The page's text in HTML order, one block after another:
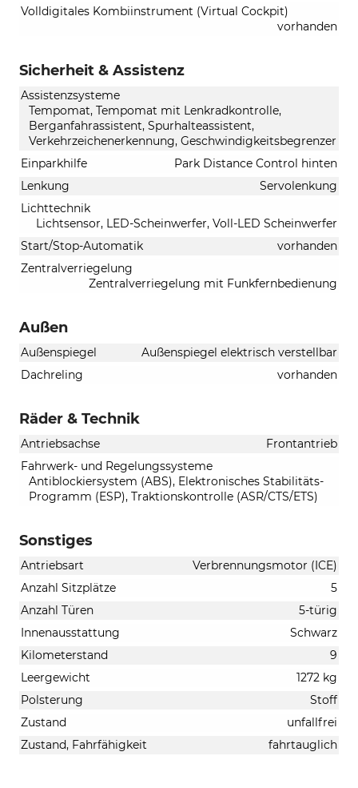
Volldigitales Kombiinstrument (Virtual Cockpit)
vorhanden
Sicherheit & Assistenz
Assistenzsysteme
Tempomat, Tempomat mit Lenkradkontrolle,
Berganfahrassistent, Spurhalteassistent,
Verkehrzeichenerkennung, Geschwindigkeitsbegrenzer
Einparkhilfe
Park Distance Control hinten
Lenkung
Servolenkung
Lichttechnik
Lichtsensor, LED-Scheinwerfer, Voll-LED Scheinwerfer
Start/Stop-Automatik
vorhanden
Zentralverriegelung
Zentralverriegelung mit Funkfernbedienung
Außen
Außenspiegel
Außenspiegel elektrisch verstellbar
Dachreling
vorhanden
Räder & Technik
Antriebsachse
Frontantrieb
Fahrwerk- und Regelungssysteme
Antiblockiersystem (ABS), Elektronisches Stabilitäts-
Programm (ESP), Traktionskontrolle (ASR/CTS/ETS)
Sonstiges
Antriebsart
Verbrennungsmotor (ICE)
Anzahl Sitzplätze
5
Anzahl Türen
5-türig
Innenausstattung
Schwarz
Kilometerstand
9
Leergewicht
1272 kg
Polsterung
Stoff
Zustand
unfallfrei
Zustand, Fahrfähigkeit
fahrtauglich